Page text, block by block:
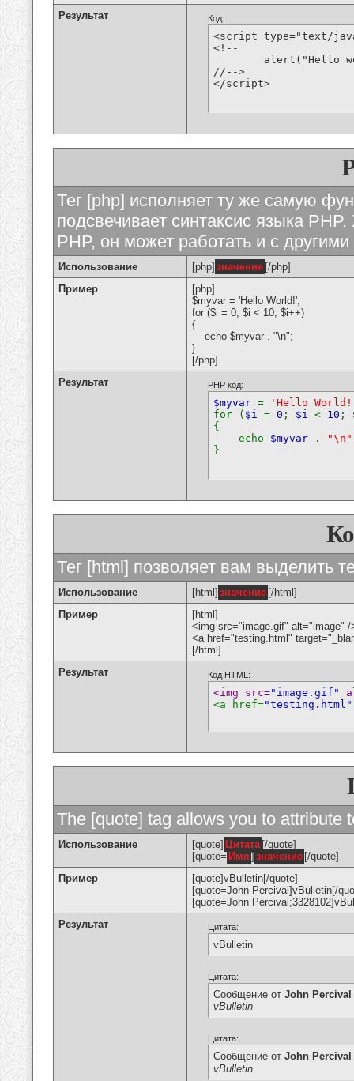
Результат
Код:
<script type="text/
<!--
//-->
</script>
Тег [php] исполняет ту же самую
подсвечивает синтаксис языка
PHP, он может работать и с
Использование [php] значение [/php]
Пример
[php]
$myvar = 'Hello World!';
for ($i = 0; $i < 10; $i++)
{
echo $myvar . "\n";
}
[/php]
Результат
PHP код:
$myvar =
'Hello
for ( $i = 0 ; $i < 10 ;
{
echo $myvar . "\n"
}
Тег [html] позволяет вам выделить
Использование [html] значение [/html]
Пример
[html]
<img src="image.gif" alt="image" /
<a href="testing.html"
[/html]
Результат
Код HTML:
<img src="image.gif"
<a href="testing.html"
The [quote] tag allows you to attribute
Использование [quote] Цитата [/quote]
[quote= Имя ] значение [/quote]
Пример
[quote]vBulletin[/quote]
[quote=John Percival]vBulletin[/
[quote=John
Результат
Цитата:
vBulletin
Цитата:
Сообщение от John Percival
vBulletin
Цитата:
Сообщение от John Percival
vBulletin